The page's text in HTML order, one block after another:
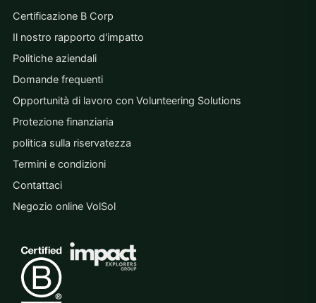
Certificazione B Corp
Il nostro rapporto d'impatto
Politiche aziendali
Domande frequenti
Opportunità di lavoro con Volunteering Solutions
Protezione finanziaria
politica sulla riservatezza
Termini e condizioni
Contattaci
Negozio online VolSol